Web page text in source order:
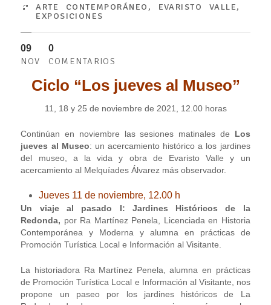
ARTE CONTEMPORÁNEO , EVARISTO VALLE,
EXPOSICIONES
09
NOV
0
COMENTARIOS
Ciclo “Los jueves al Museo”
11, 18 y 25 de noviembre de 2021, 12.00 horas
Continúan en noviembre las sesiones matinales de Los
jueves al Museo: un acercamiento histórico a los jardines
del museo, a la vida y obra de Evaristo Valle y un
acercamiento al Melquíades Álvarez más observador.
Jueves 11 de noviembre, 12.00 h
Un viaje al pasado I: Jardines Históricos de la
Redonda, por Ra Martínez Penela, Licenciada en Historia
Contemporánea y Moderna y alumna en prácticas de
Promoción Turística Local e Información al Visitante.
La historiadora Ra Martínez Penela, alumna en prácticas
de Promoción Turística Local e Información al Visitante, nos
propone un paseo por los jardines históricos de La